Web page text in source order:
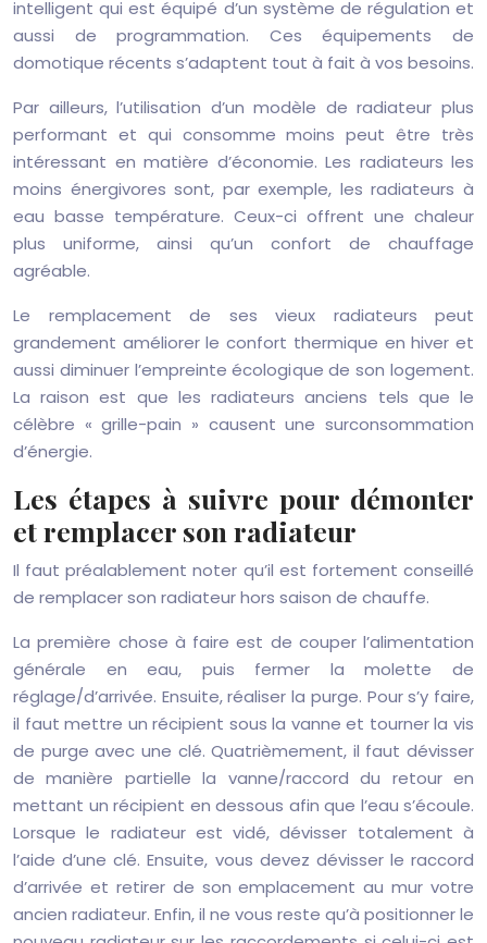
intelligent qui est équipé d’un système de régulation et
aussi de programmation. Ces équipements de
domotique récents s’adaptent tout à fait à vos besoins.
Par ailleurs, l’utilisation d’un modèle de radiateur plus
performant et qui consomme moins peut être très
intéressant en matière d’économie. Les radiateurs les
moins énergivores sont, par exemple, les radiateurs à
eau basse température. Ceux-ci offrent une chaleur
plus uniforme, ainsi qu’un confort de chauffage
agréable.
Le remplacement de ses vieux radiateurs peut
grandement améliorer le confort thermique en hiver et
aussi diminuer l’empreinte écologique de son logement.
La raison est que les radiateurs anciens tels que le
célèbre « grille-pain » causent une surconsommation
d’énergie.
Les étapes à suivre pour démonter
et remplacer son radiateur
Il faut préalablement noter qu’il est fortement conseillé
de remplacer son radiateur hors saison de chauffe.
La première chose à faire est de couper l’alimentation
générale en eau, puis fermer la molette de
réglage/d’arrivée. Ensuite, réaliser la purge. Pour s’y faire,
il faut mettre un récipient sous la vanne et tourner la vis
de purge avec une clé. Quatrièmement, il faut dévisser
de manière partielle la vanne/raccord du retour en
mettant un récipient en dessous afin que l’eau s’écoule.
Lorsque le radiateur est vidé, dévisser totalement à
l’aide d’une clé. Ensuite, vous devez dévisser le raccord
d’arrivée et retirer de son emplacement au mur votre
ancien radiateur. Enfin, il ne vous reste qu’à positionner le